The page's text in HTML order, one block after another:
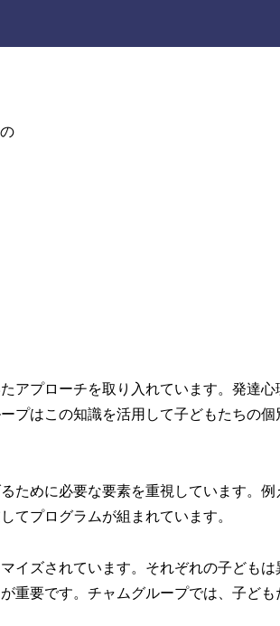
アプローチを取り入れています。発達心
プはこの知識を活用して子どもたちの個
ために必要な要素を重視しています。例
てプログラムが組まれています。
イズされています。それぞれの子どもは
重要です。チャムグループでは、子ども